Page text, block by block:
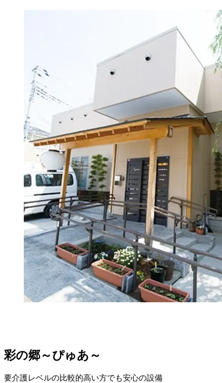
彩の郷～ぴゅあ～
要介護レベルの比較的高い方でも安心の設備